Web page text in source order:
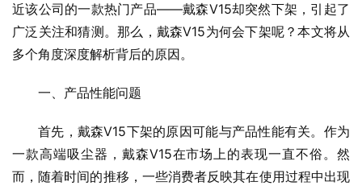
近该公司的一款热门产品——戴森V15却突然下架，引起了
广泛关注和猜测。那么，戴森V15为何会下架呢？本文将从
多个角度深度解析背后的原因。
一、产品性能问题
首先，戴森V15下架的原因可能与产品性能有关。作为
一款高端吸尘器，戴森V15在市场上的表现一直不俗。然
而，随着时间的推移，一些消费者反映其在使用过程中出现